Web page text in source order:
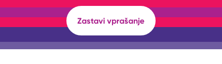
Zastavi vprašanje